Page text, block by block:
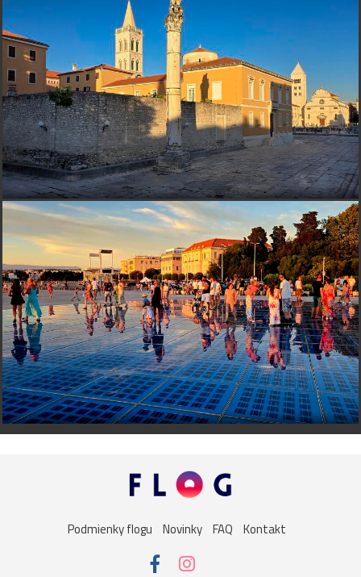
Podmienky flogu Novinky FAQ Kontakt